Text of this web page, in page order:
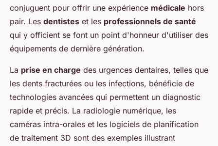
conjuguent pour offrir une expérience médicale hors
pair. Les dentistes et les professionnels de santé
qui y officient se font un point d'honneur d'utiliser des
équipements de dernière génération.
La prise en charge des urgences dentaires, telles que
les dents fracturées ou les infections, bénéficie de
technologies avancées qui permettent un diagnostic
rapide et précis. La radiologie numérique, les
caméras intra-orales et les logiciels de planification
de traitement 3D sont des exemples illustrant